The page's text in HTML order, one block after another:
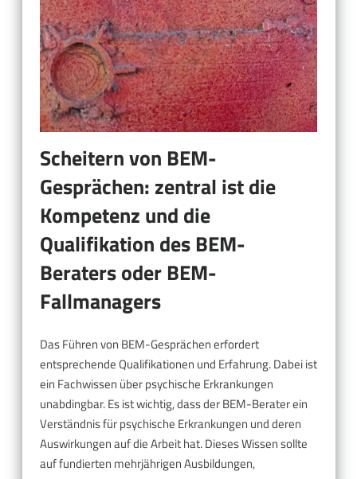
Scheitern von BEM-
Gesprächen: zentral ist die
Kompetenz und die
Qualifikation des BEM-
Beraters oder BEM-
Fallmanagers
Das Führen von BEM-Gesprächen erfordert
entsprechende Qualifikationen und Erfahrung. Dabei ist
ein Fachwissen über psychische Erkrankungen
unabdingbar. Es ist wichtig, dass der BEM-Berater ein
Verständnis für psychische Erkrankungen und deren
Auswirkungen auf die Arbeit hat. Dieses Wissen sollte
auf fundierten mehrjährigen Ausbildungen,